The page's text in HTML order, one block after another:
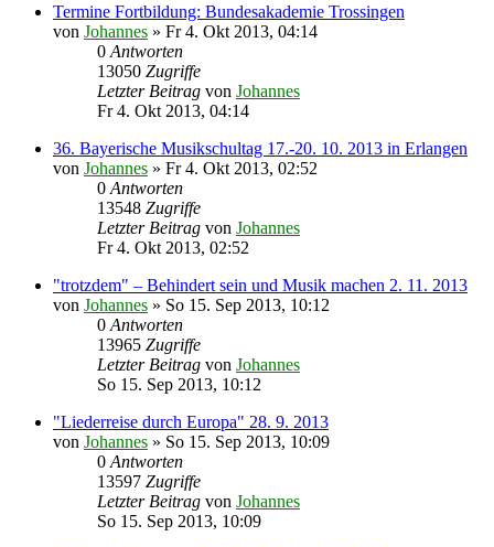
Termine Fortbildung: Bundesakademie Trossingen
von Johannes » Fr 4. Okt 2013, 04:14
0 Antworten
13050 Zugriffe
Letzter Beitrag von Johannes
Fr 4. Okt 2013, 04:14
36. Bayerische Musikschultag 17.-20. 10. 2013 in Erlangen
von Johannes » Fr 4. Okt 2013, 02:52
0 Antworten
13548 Zugriffe
Letzter Beitrag von Johannes
Fr 4. Okt 2013, 02:52
"trotzdem" – Behindert sein und Musik machen 2. 11. 2013
von Johannes » So 15. Sep 2013, 10:12
0 Antworten
13965 Zugriffe
Letzter Beitrag von Johannes
So 15. Sep 2013, 10:12
"Liederreise durch Europa" 28. 9. 2013
von Johannes » So 15. Sep 2013, 10:09
0 Antworten
13597 Zugriffe
Letzter Beitrag von Johannes
So 15. Sep 2013, 10:09